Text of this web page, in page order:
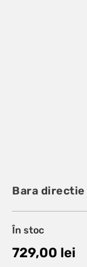
Bara
În stoc
729,00 lei